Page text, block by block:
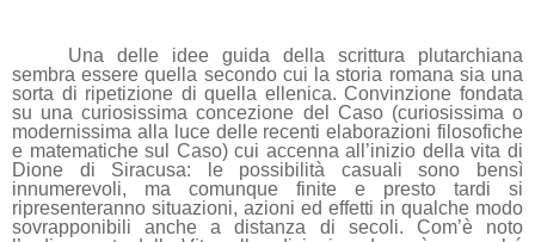
Una delle idee guida della scrittura plutarchiana
sembra essere quella secondo cui la storia romana sia una
sorta di ripetizione di quella ellenica. Convinzione fondata
su una curiosissima concezione del Caso (curiosissima o
modernissima alla luce delle recenti elaborazioni filosofiche
e matematiche sul Caso) cui accenna all’inizio della vita di
Dione di Siracusa: le possibilità casuali sono bensì
innumerevoli, ma comunque finite e presto tardi si
ripresenteranno situazioni, azioni ed effetti in qualche modo
sovrapponibili anche a distanza di secoli. Com’è noto